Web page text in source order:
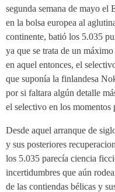
segunda semana de mayo el
en la bolsa europea al
continente, batió los 5.035
ya que se trata de un
en aquel entonces, el
que suponía la finlandesa
por si faltara algún detalle
el selectivo en los
Desde aquel arranque de
y sus posteriores
los 5.035 parecía ciencia
incertidumbres que aún
de las contiendas bélicas y